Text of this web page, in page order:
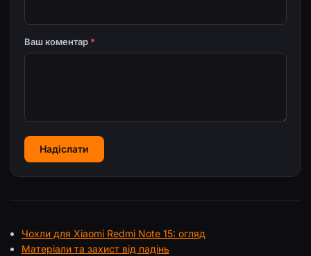
Ваш коментар *
Надіслати
Чохли для Xiaomi Redmi Note 15: огляд
Матеріали та захист від падінь